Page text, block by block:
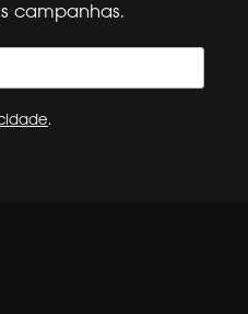
campanhas.
.